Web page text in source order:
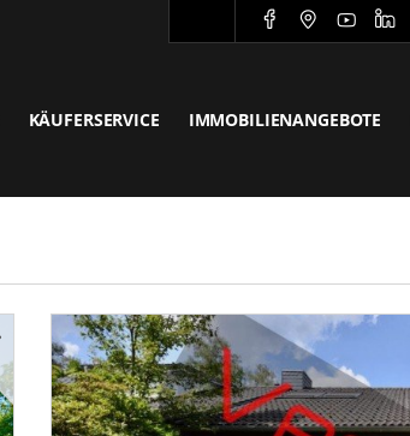
KÄUFERSERVICE IMMOBILIENANGEBOTE